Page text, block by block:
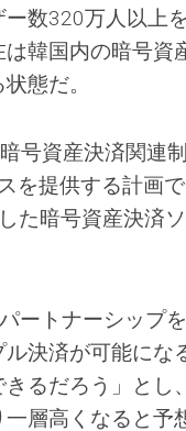
数320万人以上
韓国内の暗号
態だ。
号資産決済関連
を提供する計画
た暗号資産決済
ートナーシップ
決済が可能に
るだろう」と
層高くなると予